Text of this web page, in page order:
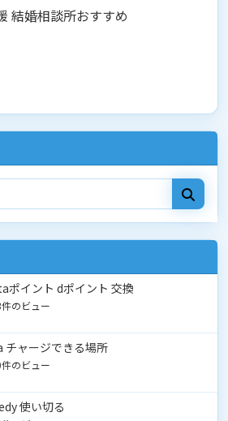
結婚相談所おすすめ
ポイント dポイント 交換
のビュー
チャージできる場所
のビュー
使い切る